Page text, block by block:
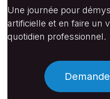
Une journée pour
artificielle et en faire un
quotidien professionnel.